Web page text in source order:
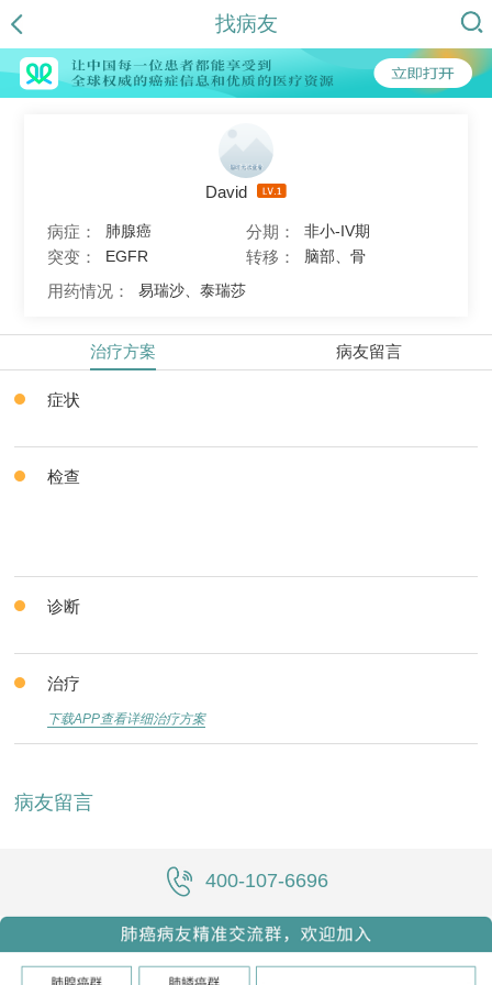
找病友
David
病症： 肺腺癌 分期： 非小-IV期
突变： EGFR 转移： 脑部、骨
用药情况： 易瑞沙、泰瑞莎
治疗方案 病友留言
症状
检查
诊断
治疗
下载APP查看详细治疗方案
病友留言
400-107-6696